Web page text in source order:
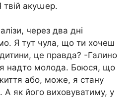
твій акуաер.
через два дні
Я тут чула, що ти хочеш
дитини, це правда? -Галино
надто молода. Боюся, що
або, може, я стану
А як його виховуватиму, у